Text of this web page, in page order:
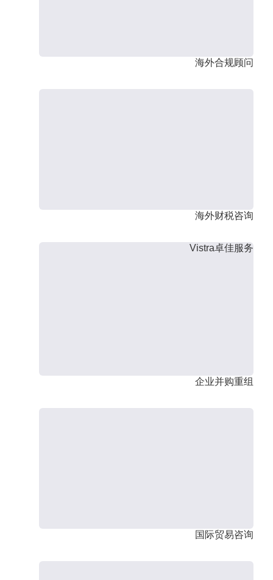
海外合规顾问
海外财税咨询
Vistra卓佳服务
企业并购重组
国际贸易咨询